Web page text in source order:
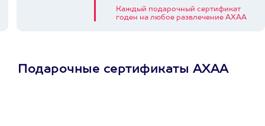
Каждый подарочный сертификат
годен на любое развлечение АХАА
Подарочные сертификаты АХАА